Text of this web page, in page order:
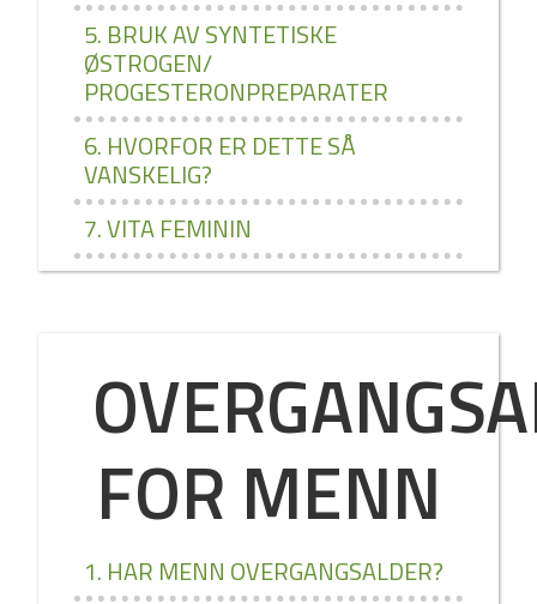
5. BRUK AV SYNTETISKE
ØSTROGEN/
PROGESTERONPREPARATER
6. HVORFOR ER DETTE SÅ
VANSKELIG?
7. VITA FEMININ
FOR MENN
1. HAR MENN OVERGANGSALDER?